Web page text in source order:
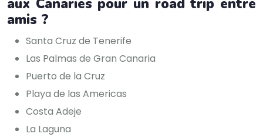
aux Canaries pour un road trip entre
amis ?
Santa Cruz de Tenerife
Las Palmas de Gran Canaria
Puerto de la Cruz
Playa de las Americas
Costa Adeje
La Laguna